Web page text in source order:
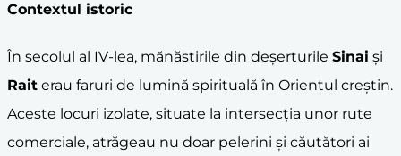
Contextul istoric
În secolul al IV-lea, mănăstirile din deșerturile Sinai și
Rait erau faruri de lumină spirituală în Orientul creștin.
Aceste locuri izolate, situate la intersecția unor rute
comerciale, atrăgeau nu doar pelerini și căutători ai